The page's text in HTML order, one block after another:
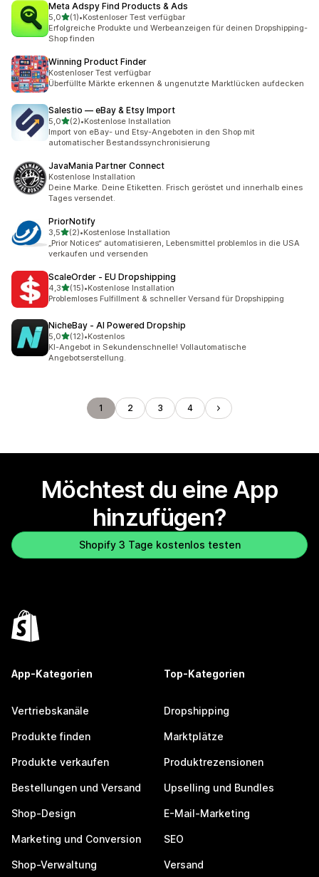
Meta Adspy Find Products & Ads
5,0von 5 Sternen
(1)
1 Rezensionen insgesamt
•Kostenloser Test verfügbar
Erfolgreiche Produkte und Werbeanzeigen für deinen Dropshipping-
Shop finden
Winning Product Finder
Kostenloser Test verfügbar
Überfüllte Märkte erkennen & ungenutzte Marktlücken aufdecken
Salestio — eBay & Etsy Import
5,0von 5 Sternen
(2)
2 Rezensionen insgesamt
•Kostenlose Installation
Import von eBay- und Etsy-Angeboten in den Shop mit
automatischer Bestandssynchronisierung
JavaMania Partner Connect
Kostenlose Installation
Deine Marke. Deine Etiketten. Frisch geröstet und innerhalb eines
Tages versendet.
PriorNotify
3,5von 5 Sternen
(2)
2 Rezensionen insgesamt
•Kostenlose Installation
„Prior Notices“ automatisieren, Lebensmittel problemlos in die USA
verkaufen und versenden
ScaleOrder ‑ EU Dropshipping
4,3von 5 Sternen
(15)
15 Rezensionen insgesamt
•Kostenlose Installation
Problemloses Fulfillment & schneller Versand für Dropshipping
NicheBay ‑ AI Powered Dropship
5,0von 5 Sternen
(12)
12 Rezensionen insgesamt
•Kostenlos
KI-Angebot in Sekundenschnelle! Vollautomatische
Angebotserstellung.
1 2 3 4
Möchtest du eine App
hinzufügen?
Shopify 3 Tage kostenlos testen
App-Kategorien
Vertriebskanäle
Produkte finden
Produkte verkaufen
Bestellungen und Versand
Shop-Design
Marketing und Conversion
Shop-Verwaltung
Top-Kategorien
Dropshipping
Marktplätze
Produktrezensionen
Upselling und Bundles
E-Mail-Marketing
SEO
Versand